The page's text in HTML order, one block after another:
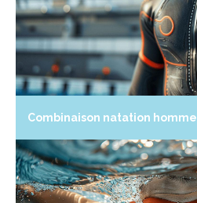
Combinaison natation homme